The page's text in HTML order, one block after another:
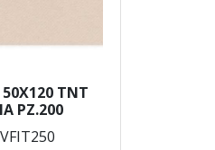
TNT
PZ.200